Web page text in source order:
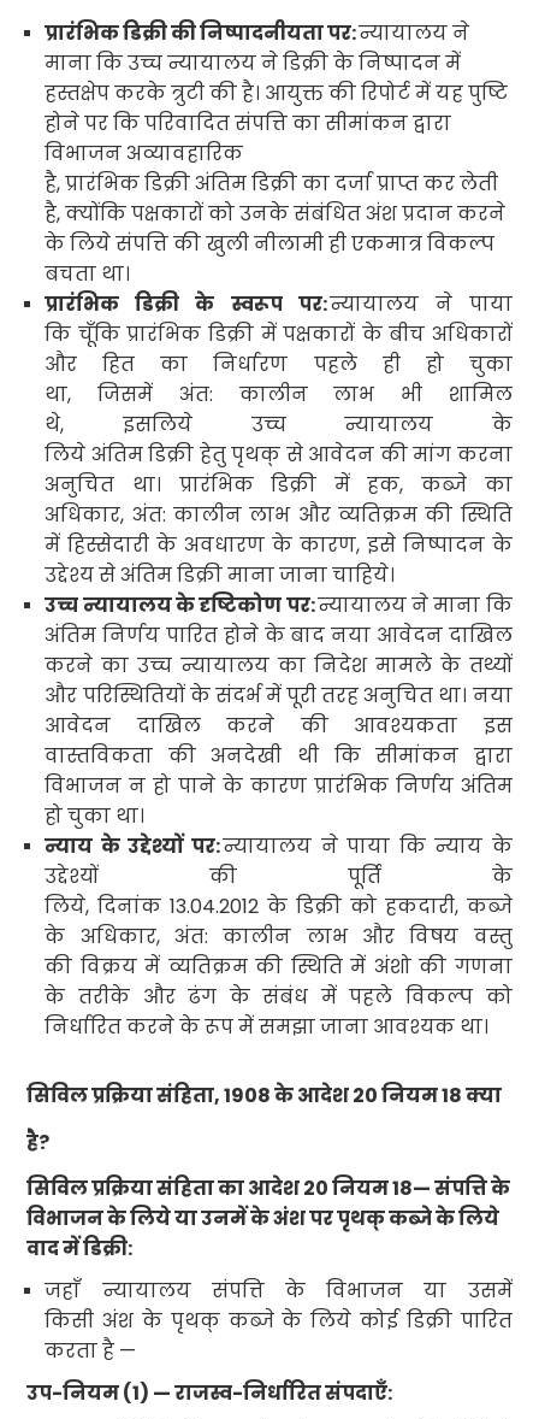
प्रारंभिक डिक्री की निष्पादनीयता पर:न्यायालय ने
माना कि उच्च न्यायालय ने डिक्री के निष्पादन में
हस्तक्षेप करके त्रुटी की है। आयुक्त की रिपोर्ट में यह पुष्टि
होने पर कि परिवादित संपत्ति का सीमांकन द्वारा
विभाजन अव्यावहारिक
है,प्रारंभिक डिक्री अंतिम डिक्री का दर्जा प्राप्त कर लेती
है,क्योंकि पक्षकारों को उनके संबंधित अंश प्रदान करने
के लिये संपत्ति की खुली नीलामी ही एकमात्र विकल्प
बचता था।
प्रारंभिक डिक्री के स्वरूप पर:न्यायालय ने पाया
कि चूँकि प्रारंभिक डिक्री में पक्षकारों के बीच अधिकारों
और हित का निर्धारण पहले ही हो चुका
था,जिसमें अंत:
कालीन लाभ भी शामिल
थे, इसलिये उच्च न्यायालय के
लिये अंतिम डिक्री हेतु पृथक् से आवेदन की मांग करना
अनुचित था। प्रारंभिक डिक्री में हक,कब्जे का
अधिकार, अंत: कालीन लाभ और व्यतिक्रम की स्थिति
में हिस्सेदारी के अवधारण के कारण, इसे निष्पादन के
उद्देश्य से अंतिम डिक्री माना जाना चाहिये।
उच्च न्यायालय के दृष्टिकोण पर:न्यायालय ने माना कि
अंतिम निर्णय पारित होने के बाद नया आवेदन दाखिल
करने का उच्च न्यायालय का निदेश मामले के तथ्यों
और परिस्थितियों के संदर्भ में पूरी तरह अनुचित था। नया
आवेदन दाखिल करने की आवश्यकता इस
वास्तविकता की अनदेखी थी कि सीमांकन द्वारा
विभाजन न हो पाने के कारण प्रारंभिक निर्णय अंतिम
हो चुका था।
न्याय के उद्देश्यों पर:न्यायालय ने पाया कि न्याय के
उद्देश्यों की पूर्ति के
लिये,दिनांक13.04.2012के डिक्री को हकदारी, कब्जे
के अधिकार,अंत: कालीन लाभ और विषय वस्तु
की विक्रय में व्यतिक्रम की स्थिति में अंशो की गणना
के तरीके और ढंग के संबंध में पहले विकल्प को
निर्धारित करने के रूप में समझा जाना आवश्यक था।
सिविल प्रक्रिया संहिता, 1908के आदेश20नियम18क्या
है?
सिविल प्रक्रिया संहिताका आदेश20नियम18— संपत्ति के
विभाजन के लिये या उनमें के अंश पर पृथक् कब्जे के लिये
वाद में डिक्री:
जहाँ न्यायालय संपत्ति के विभाजन या उसमें
किसी अंश के पृथक् कब्जे के लिये कोई डिक्री पारित
करता है —
उप-नियम (1) —राजस्व-निर्धारित संपदाएँ: